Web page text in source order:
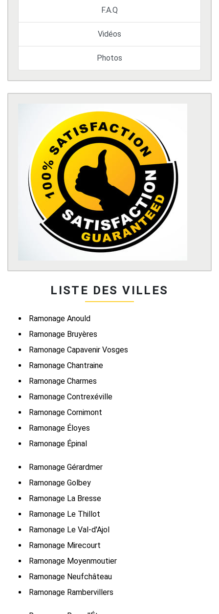
F.A.Q
Vidéos
Photos
LISTE DES VILLES
Ramonage Anould
Ramonage Bruyères
Ramonage Capavenir Vosges
Ramonage Chantraine
Ramonage Charmes
Ramonage Contrexéville
Ramonage Cornimont
Ramonage Éloyes
Ramonage Épinal
Ramonage Gérardmer
Ramonage Golbey
Ramonage La Bresse
Ramonage Le Thillot
Ramonage Le Val-d'Ajol
Ramonage Mirecourt
Ramonage Moyenmoutier
Ramonage Neufchâteau
Ramonage Rambervillers